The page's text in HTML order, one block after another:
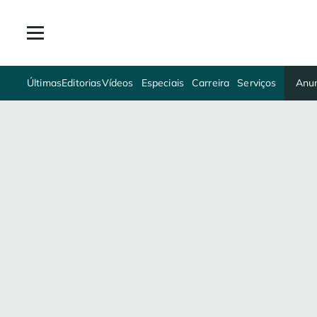
ÚltimasEditoriasVídeos Especiais Carreira Serviços